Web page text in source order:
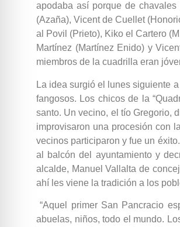
apodaba así porque de
(Azaña), Vicent de Cuellet
al Povil (Prieto), Kiko el Cartero
Martínez (Martínez Enido) y
miembros de la cuadrilla eran
La idea surgió el lunes siguiente
fangosos. Los chicos de la
santo. Un vecino, el tío Gregorio,
improvisaron una procesión con
vecinos participaron y fue un
al balcón del ayuntamiento y
alcalde, Manuel Vallalta de
ahí les viene la tradición a los
“Aquel primer San Pancracio
abuelas, niños, todo el mundo.